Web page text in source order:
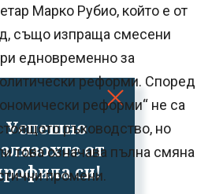
Успешно
от
си!
Марко Рубио, който е от
също изпраща смесени
едновременно за
реформи. Според
реформи“ не са
ръководство, но
това означава пълна смяна
промени.